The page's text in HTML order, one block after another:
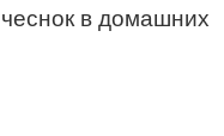
в домашних